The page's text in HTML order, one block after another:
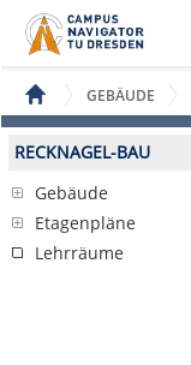
GEBÄUDE
RECKNAGEL-BAU
Gebäude
Etagenpläne
Lehrräume